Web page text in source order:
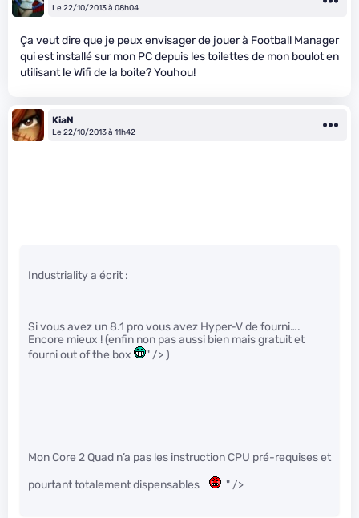
Le 22/10/2013 à 08h04
Ça veut dire que je peux envisager de jouer à Football Manager
qui est installé sur mon PC depuis les toilettes de mon boulot en
utilisant le Wifi de la boite? Youhou!
KiaN
Le 22/10/2013 à 11h42
Industriality a écrit :
Si vous avez un 8.1 pro vous avez Hyper-V de fourni….
Encore mieux ! (enfin non pas aussi bien mais gratuit et
fourni out of the box
" /> )
Mon Core 2 Quad n’a pas les instruction CPU pré-requises et
pourtant totalement dispensables
" />